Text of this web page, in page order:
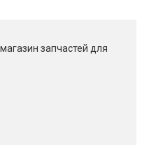
запчастей для